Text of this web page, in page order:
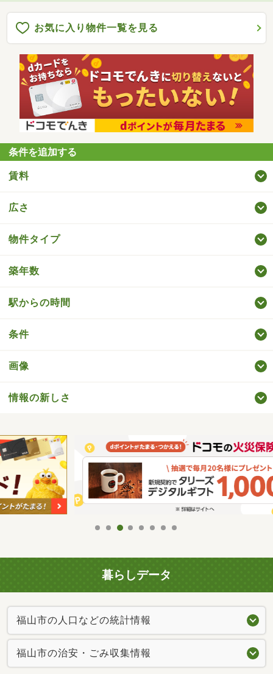
お気に入り物件一覧を見る
条件を追加する
賃料
広さ
物件タイプ
築年数
駅からの時間
条件
画像
情報の新しさ
暮らしデータ
福山市の人口などの統計情報
福山市の治安・ごみ収集情報